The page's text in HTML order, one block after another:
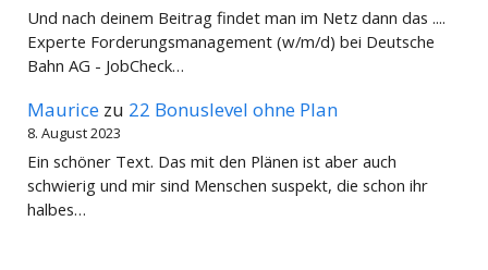
Und nach deinem Beitrag findet man im Netz dann das ....
Experte Forderungsmanagement (w/m/d) bei Deutsche
Bahn AG - JobCheck…
Maurice zu 22 Bonuslevel ohne Plan
8. August 2023
Ein schöner Text. Das mit den Plänen ist aber auch
schwierig und mir sind Menschen suspekt, die schon ihr
halbes…